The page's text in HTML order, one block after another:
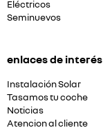
Eléctricos
Seminuevos
enlaces de interés
Instalación Solar
Tasamos tu coche
Noticias
Atencion al cliente